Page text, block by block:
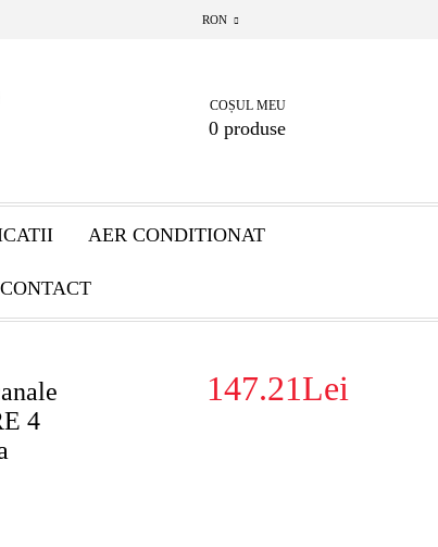
RON
COȘUL MEU
0 produse
AER CONDITIONAT
CONTACT
4
147.21Lei